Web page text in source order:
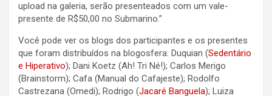
upload na galeria, serão presenteados com um vale-
presente de R$50,00 no Submarino.”
Você pode ver os blogs dos participantes e os presentes
que foram distribuídos na blogosfera: Duquian (Sedentário
e Hiperativo); Dani Koetz (Ah! Tri Né!); Carlos Merigo
(Brainstorm); Cafa (Manual do Cafajeste); Rodolfo
Castrezana (Omedi); Rodrigo (Jacaré Banguela); Luiza